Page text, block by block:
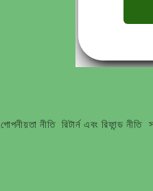
গোপনীয়তা নীতি রিটার্ন এবং রিফান্ড নীতি